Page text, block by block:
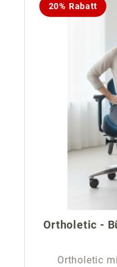
20% Rabatt
Ortholetic -
Ortholetic